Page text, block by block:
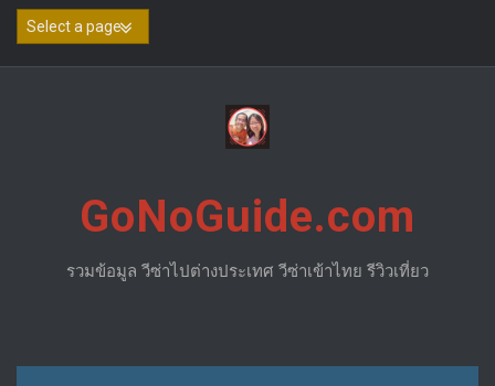
Skip
GoNoGuide.com
รวมข้อมูล วีซ่าไปต่างประเทศ วีซ่าเข้าไทย รีวิวเที่ยว